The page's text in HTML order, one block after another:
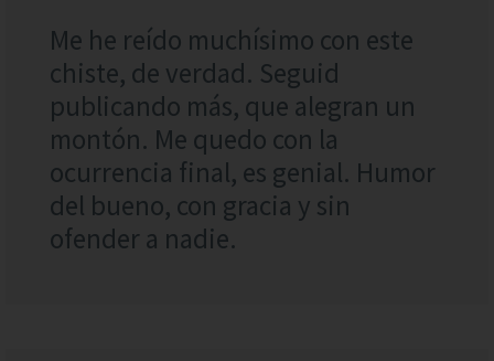
Me he reído muchísimo con este
chiste, de verdad. Seguid
publicando más, que alegran un
montón. Me quedo con la
ocurrencia final, es genial. Humor
del bueno, con gracia y sin
ofender a nadie.